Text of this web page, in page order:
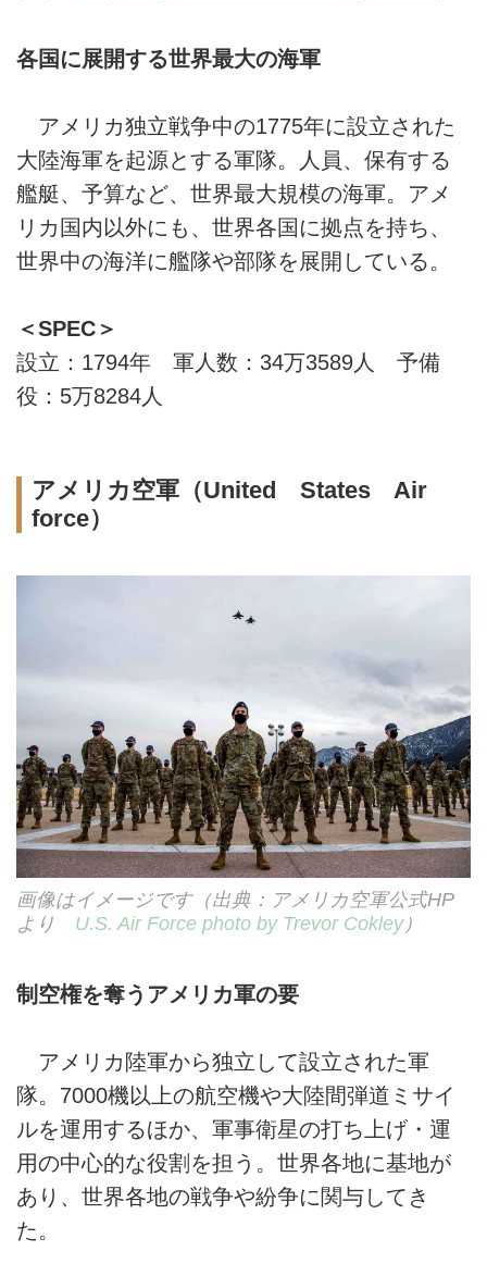
各国に展開する世界最大の海軍
アメリカ独立戦争中の1775年に設立された
大陸海軍を起源とする軍隊。人員、保有する
艦艇、予算など、世界最大規模の海軍。アメ
リカ国内以外にも、世界各国に拠点を持ち、
世界中の海洋に艦隊や部隊を展開している。
＜SPEC＞
設立：1794年 軍人数：34万3589人 予備
役：5万8284人
アメリカ空軍（United States Air
force）
画像はイメージです（出典：アメリカ空軍公式HP
より U.S. Air Force photo by Trevor Cokley）
制空権を奪うアメリカ軍の要
アメリカ陸軍から独立して設立された軍
隊。7000機以上の航空機や大陸間弾道ミサイ
ルを運用するほか、軍事衛星の打ち上げ・運
用の中心的な役割を担う。世界各地に基地が
あり、世界各地の戦争や紛争に関与してき
た。